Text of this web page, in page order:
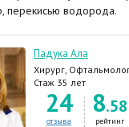
перекисью водорода.
Падука Ала
Хирург,
Стаж 35 лет
24
отзыва
8.58
рейтинг